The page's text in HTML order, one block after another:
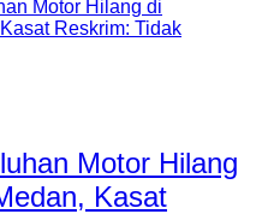
Motor Hilang
Kasat